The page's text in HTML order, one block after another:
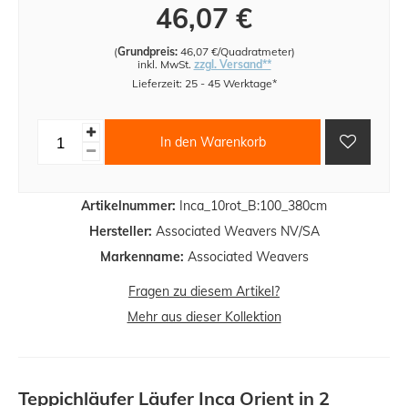
Artikelnummer: Inca_10rot_B:100_380cm
Hersteller: Associated Weavers NV/SA
Markenname: Associated Weavers
46,07 €
(Grundpreis: 46,07 €/Quadratmeter)
inkl. MwSt. zzgl. Versand**
Lieferzeit: 25 - 45 Werktage*
In den Warenkorb
Fragen zu diesem Artikel?
Mehr aus dieser Kollektion
Teppichläufer Läufer Inca Orient in 2